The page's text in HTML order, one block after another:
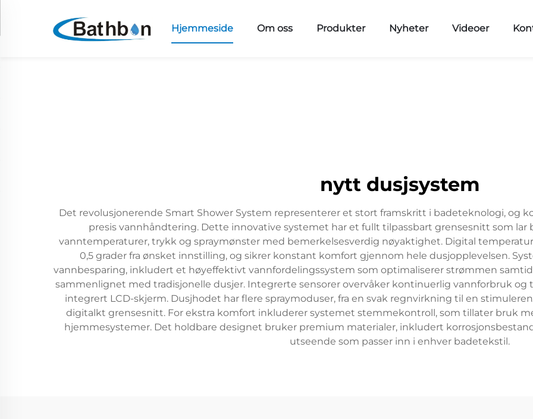
Hjemmeside Om oss Produkter Nyheter Videoer
nytt dusjsystem
Det revolusjonerende Smart Shower System representerer et stort framskritt i badeteknologi, og
presis vannhåndtering. Dette innovative systemet har et fullt tilpassbart grensesnitt som lar
vanntemperaturer, trykk og spraymønster med bemerkelsesverdig nøyaktighet. Digital
0,5 grader fra ønsket innstilling, og sikrer konstant komfort gjennom hele dusjopplevelsen.
vannbesparing, inkludert et høyeffektivt vannfordelingssystem som optimaliserer strømmen
sammenlignet med tradisjonelle dusjer. Integrerte sensorer overvåker kontinuerlig vannforbruk og
integrert LCD-skjerm. Dusjhodet har flere spraymoduser, fra en svak regnvirkning til en
digitalkt grensesnitt. For ekstra komfort inkluderer systemet stemmekontroll, som tillater bruk
hjemmesystemer. Det holdbare designet bruker premium materialer, inkludert
utseende som passer inn i enhver badetekstil.